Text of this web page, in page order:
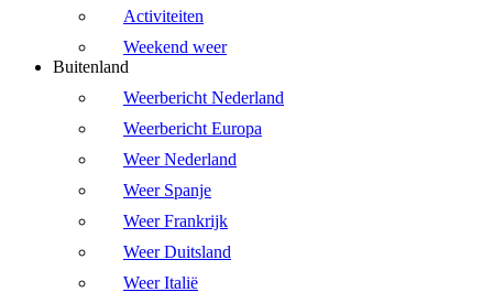
Activiteiten
Weekend weer
Buitenland
Weerbericht Nederland
Weerbericht Europa
Weer Nederland
Weer Spanje
Weer Frankrijk
Weer Duitsland
Weer Italië